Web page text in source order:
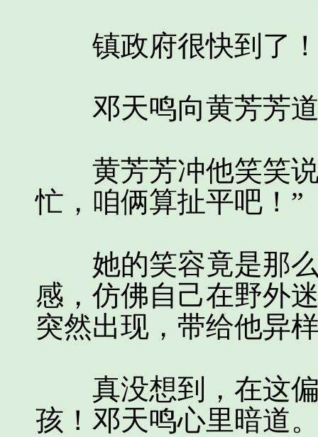
镇政府很快到了
邓天鸣向黄芳芳道
黄芳芳冲他笑笑说
忙，咱俩算扯平吧！”
她的笑容竟是那么
感，仿佛自己在野外
突然出现，带给他异
真没想到，在这偏
孩！邓天鸣心里暗道